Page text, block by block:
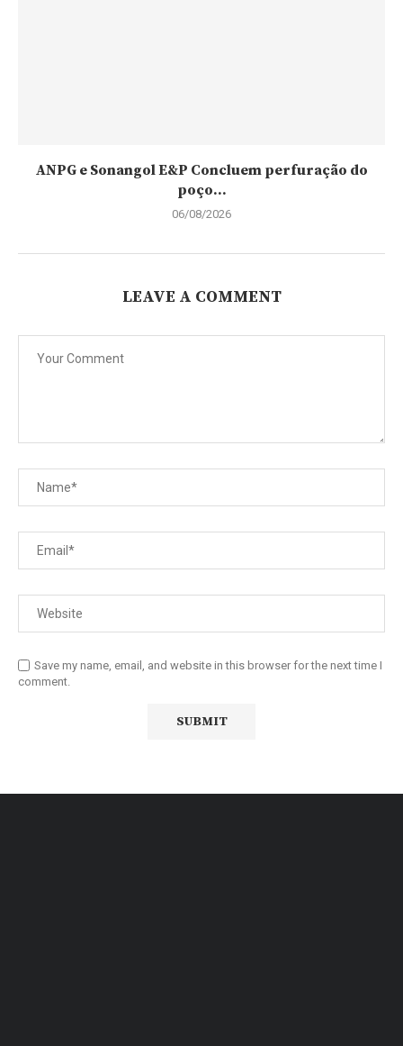
ANPG e Sonangol E&P Concluem perfuração do
poço...
06/08/2026
LEAVE A COMMENT
Save my name, email, and website in this browser for the next time I
comment.